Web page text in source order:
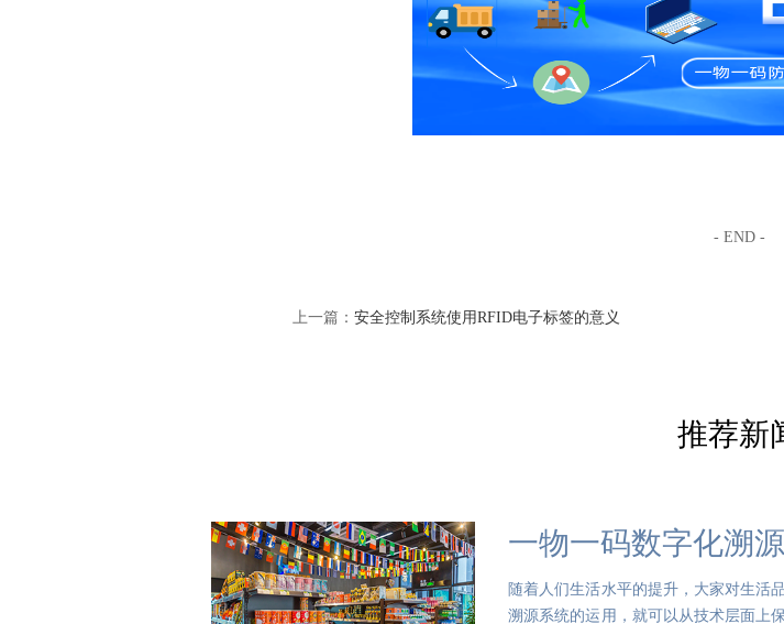
- END -
上一篇： 安全控制系统使用RFID电子标签的意义
推荐新
一物一码数字化溯
随着人们生活水平的提升，大家对生活
溯源系统的运用，就可以从技术层面上